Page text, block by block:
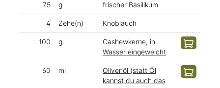
75 g frischer Basilikum
4 Zehe(n) Knoblauch
100 g
Cashewkerne, in
Wasser eingeweicht
60 ml
Olivenöl (statt Öl
kannst du auch das